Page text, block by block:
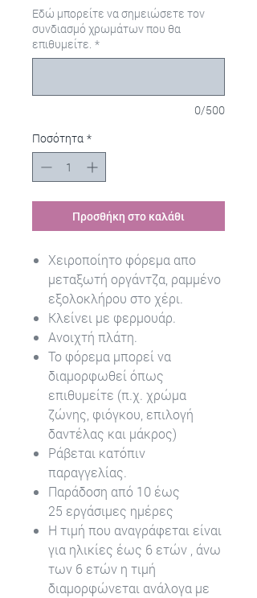
Εδώ μπορείτε να σημειώσετε τον
συνδιασμό χρωμάτων που θα
επιθυμείτε. *
0/500
Ποσότητα *
Προσθήκη στο καλάθι
Χειροποίητο φόρεμα απο
μεταξωτή οργάντζα, ραμμένο
εξολοκλήρου στο χέρι.
Κλείνει με φερμουάρ.
Ανοιχτή πλάτη.
Το φόρεμα μπορεί να
διαμορφωθεί όπως
επιθυμείτε (π.χ. χρώμα
ζώνης, φιόγκου, επιλογή
δαντέλας και μάκρος)
Ράβεται κατόπιν
παραγγελίας.
Παράδοση από 10 έως
25 εργάσιμες ημέρες
Η τιμή που αναγράφεται είναι
για ηλικίες έως 6 ετών , άνω
των 6 ετών η τιμή
διαμορφώνεται ανάλογα με